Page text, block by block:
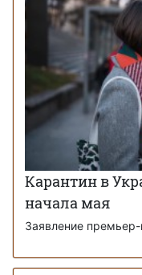
Карантин в
начала мая
Заявление